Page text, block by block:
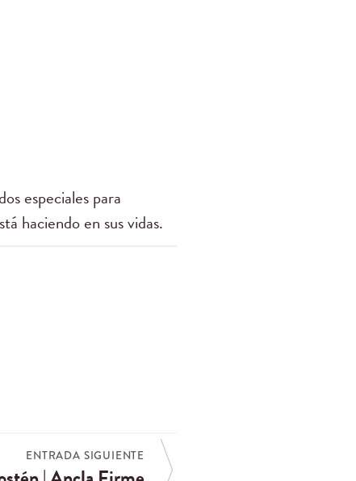
especiales para
haciendo en sus vidas.
ENTRADA SIGUIENTE